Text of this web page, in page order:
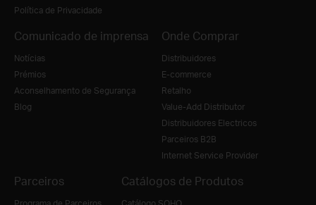
Política de Privacidade
Comunicado de imprensa
Notícias
Prémios
Aconselhamento de Segurança
Blog
Onde Comprar
Distribuidores
E-commerce
Retalho
Value-Add Distributor
Distribuidores Electricos
Parceiros B2B
Internet Service Provider
Parceiros Catálogos de Produtos